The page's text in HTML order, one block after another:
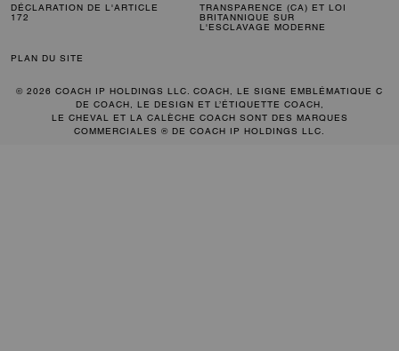
DÉCLARATION DE L'ARTICLE
172
TRANSPARENCE (CA) ET LOI
BRITANNIQUE SUR
L'ESCLAVAGE MODERNE
PLAN DU SITE
© 2026 COACH IP HOLDINGS LLC. COACH, LE SIGNE EMBLÉMATIQUE C
DE COACH, LE DESIGN ET L’ÉTIQUETTE COACH,
LE CHEVAL ET LA CALÈCHE COACH SONT DES MARQUES
COMMERCIALES ® DE COACH IP HOLDINGS LLC.